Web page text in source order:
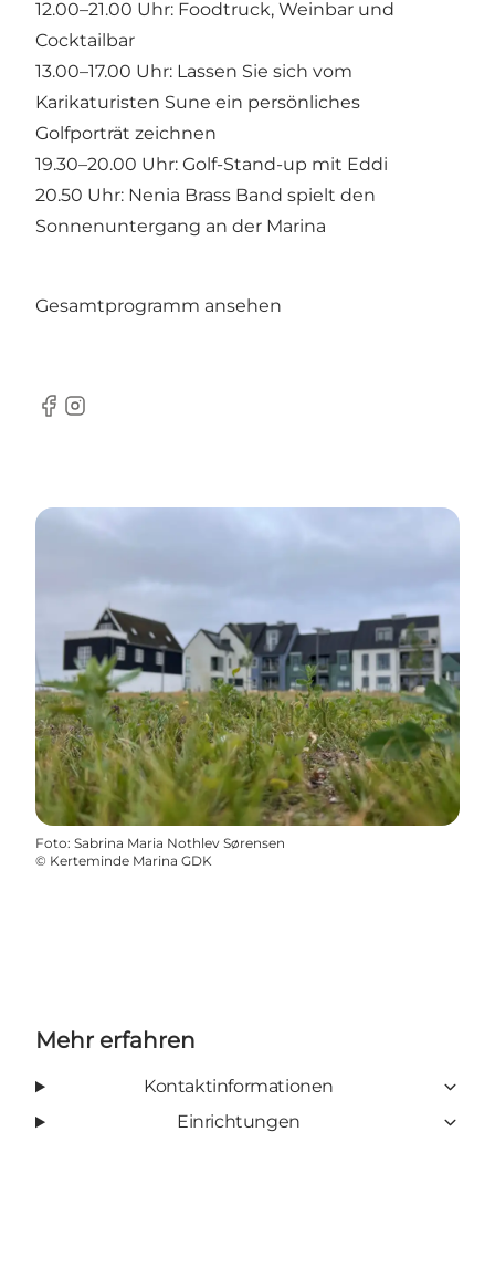
12.00–21.00 Uhr: Foodtruck, Weinbar und
Cocktailbar
13.00–17.00 Uhr: Lassen Sie sich vom
Karikaturisten Sune ein persönliches
Golfporträt zeichnen
19.30–20.00 Uhr: Golf-Stand-up mit Eddi
20.50 Uhr: Nenia Brass Band spielt den
Sonnenuntergang an der Marina
Gesamtprogramm ansehen
Facebook
Instagram
Foto: Sabrina Maria Nothlev Sørensen
© Kerteminde Marina GDK
Mehr erfahren
Kontaktinformationen
Einrichtungen